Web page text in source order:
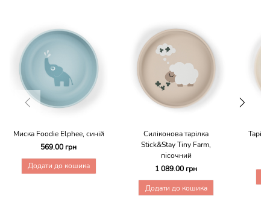
Миска Foodie Elphee, синій
569.00 грн
Додати до кошика
Силіконова тарілка
Stick&Stay Tiny Farm,
пісочний
1 089.00 грн
Додати до кошика